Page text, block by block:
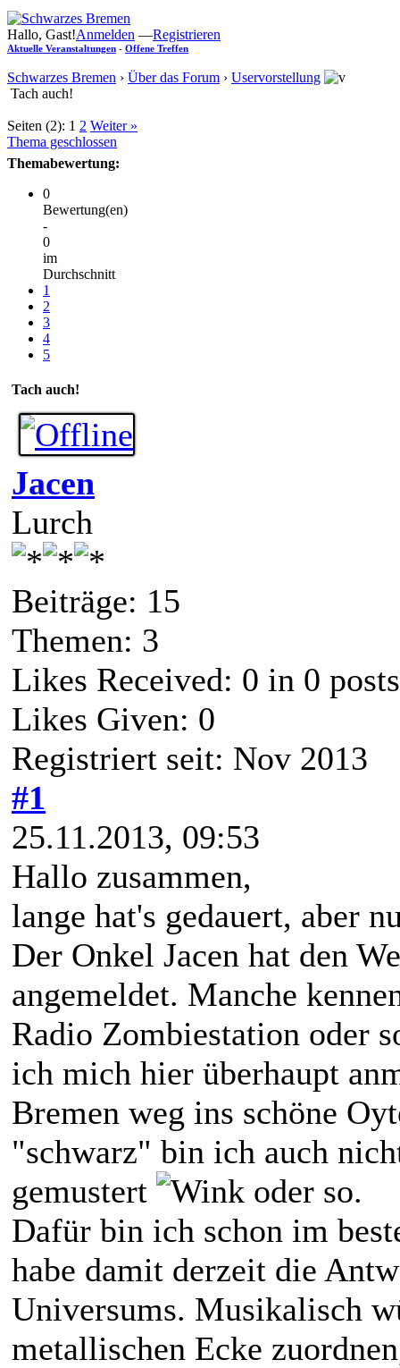
Hallo, Gast!Anmelden —Registrieren
Aktuelle Veranstaltungen - Offene Treffen
Schwarzes Bremen › Über das Forum › Uservorstellung
Tach auch!
Seiten (2): 1 2 Weiter »
Thema geschlossen
Themabewertung:
0
Bewertung(en)
-
0
im
Durchschnitt
1
2
3
4
5
Tach auch!
Jacen
Lurch
Beiträge: 15
Themen: 3
Likes Received: 0 in 0 posts
Likes Given: 0
Registriert seit: Nov 2013
#1
25.11.2013, 09:53
Hallo zusammen,
lange hat's gedauert, aber
Der Onkel Jacen hat den
angemeldet. Manche
Radio Zombiestation oder
ich mich hier überhaupt
Bremen weg ins schöne
"schwarz" bin ich auch
gemustert
oder so.
Dafür bin ich schon im
habe damit derzeit die
Universums. Musikalisch
metallischen Ecke